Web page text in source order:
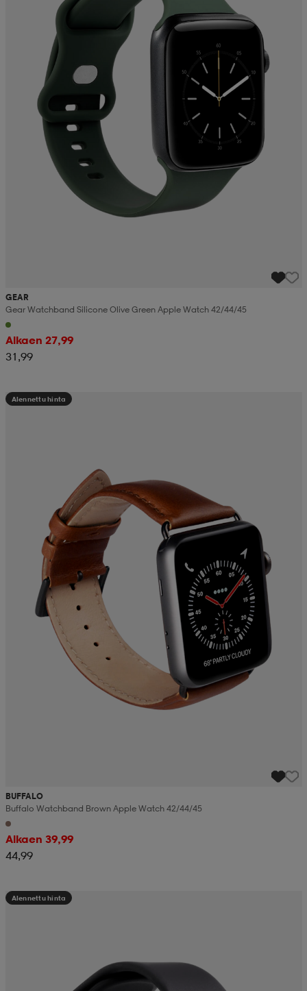
GEAR
Gear Watchband Silicone Olive Green Apple Watch 42/44/45
Alkaen 27,99
31,99
Alennettu hinta
BUFFALO
Buffalo Watchband Brown Apple Watch 42/44/45
Alkaen 39,99
44,99
Alennettu hinta